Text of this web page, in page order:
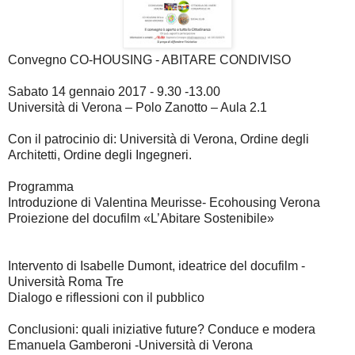
Convegno CO-HOUSING - ABITARE CONDIVISO
Sabato 14 gennaio 2017 - 9.30 -13.00
Università di Verona – Polo Zanotto – Aula 2.1
Con il patrocinio di: Università di Verona, Ordine degli
Architetti, Ordine degli Ingegneri.
Programma
Introduzione di Valentina Meurisse- Ecohousing Verona
Proiezione del docufilm «L’Abitare Sostenibile»
Intervento di Isabelle Dumont, ideatrice del docufilm -
Università Roma Tre
Dialogo e riflessioni con il pubblico
Conclusioni: quali iniziative future? Conduce e modera
Emanuela Gamberoni -Università di Verona